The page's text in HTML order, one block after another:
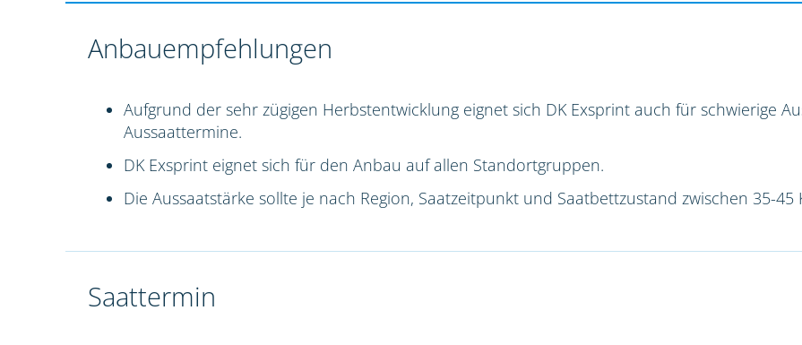
Anbauempfehlungen
Aufgrund der sehr zügigen Herbstentwicklung eignet sich DK Exsprint auch für schwierige
Aussaattermine.
DK Exsprint eignet sich für den Anbau auf allen Standortgruppen.
Die Aussaatstärke sollte je nach Region, Saatzeitpunkt und Saatbettzustand zwischen 35-45
Saattermin